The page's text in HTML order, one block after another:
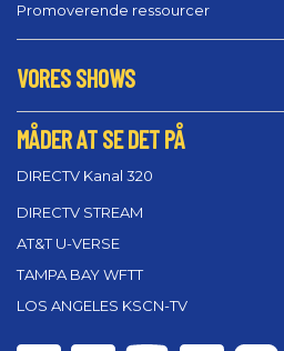
Promoverende ressourcer
VORES SHOWS
MÅDER AT SE DET PÅ
DIRECTV Kanal 320
DIRECTV STREAM
AT&T U-VERSE
TAMPA BAY WFTT
LOS ANGELES KSCN-TV